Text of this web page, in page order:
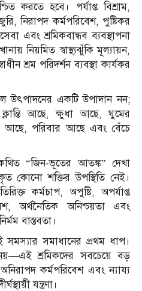
করতে হবে। পর্যাপ্ত বিশ্রাম,
নিরাপদ কর্মপরিবেশ, পুষ্টিকর
এবং শ্রমিকবান্ধব ব্যবস্থাপনা
নিয়মিত স্বাস্থ্যঝুঁকি মূল্যায়ন,
শ্রম পরিদর্শন ব্যবস্থা কার্যকর
উৎপাদনের একটি উপাদান নন;
আছে, ক্ষুধা আছে, ঘুমের
পরিবার আছে এবং বেঁচে
“জিন-ভূতের আতঙ্ক” দেখা
কোনো শক্তির উপস্থিতি নেই।
কর্মচাপ, অপুষ্টি, অপর্যাপ্ত
অর্থনৈতিক অনিশ্চয়তা এবং
বাস্তবতা।
সমস্যার সমাধানের প্রথম ধাপ।
শ্রমিকদের সবচেয়ে বড়
কর্মপরিবেশ এবং ন্যায্য
যন্ত্রণা।